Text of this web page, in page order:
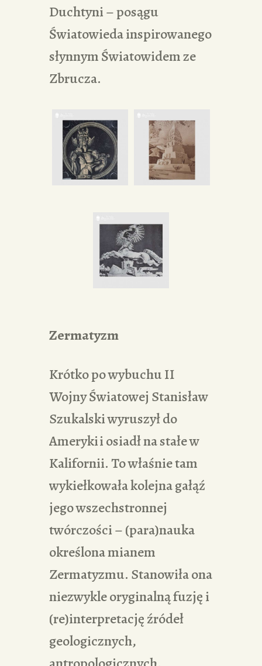
Duchtyni – posągu
Światowieda inspirowanego
słynnym Światowidem ze
Zbrucza.
Zermatyzm
Krótko po wybuchu II
Wojny Światowej Stanisław
Szukalski wyruszył do
Ameryki i osiadł na stałe w
Kalifornii. To właśnie tam
wykiełkowała kolejna gałąź
jego wszechstronnej
twórczości – (para)nauka
określona mianem
Zermatyzmu. Stanowiła ona
niezwykle oryginalną fuzję i
(re)interpretację źródeł
geologicznych,